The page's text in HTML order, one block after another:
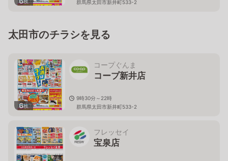
群馬県太田市新井町533-2
太田市のチラシを見る
6枚
コープぐんま
コープ新井店
9時30分～22時
群馬県太田市新井町533-2
フレッセイ
宝泉店